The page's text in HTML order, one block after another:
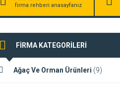
firma rehberi anasayfanız
FİRMA KATEGORİLERİ
Ağaç Ve Orman Ürünleri (9)